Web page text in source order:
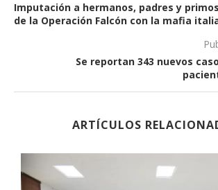
Imputación a hermanos, padres y
de la Operación Falcón con la mafia
Se reportan 343 nuevos
ARTÍCULOS